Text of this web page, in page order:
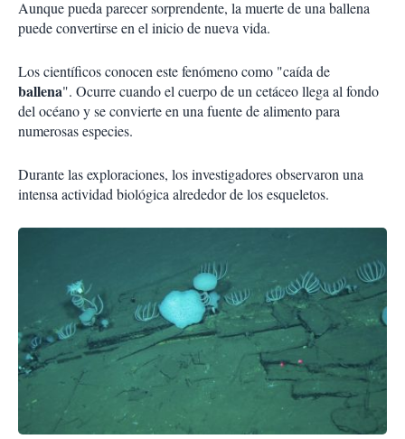
Aunque pueda parecer sorprendente, la muerte de una ballena
puede convertirse en el inicio de nueva vida.
Los científicos conocen este fenómeno como "caída de
ballena". Ocurre cuando el cuerpo de un cetáceo llega al fondo
del océano y se convierte en una fuente de alimento para
numerosas especies.
Durante las exploraciones, los investigadores observaron una
intensa actividad biológica alrededor de los esqueletos.